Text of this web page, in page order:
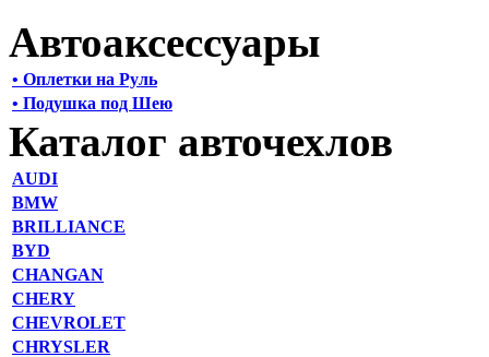
Автоаксессуары
• Оплетки на Руль
• Подушка под Шею
Каталог авточехлов
AUDI
BMW
BRILLIANCE
BYD
CHANGAN
CHERY
CHEVROLET
CHRYSLER